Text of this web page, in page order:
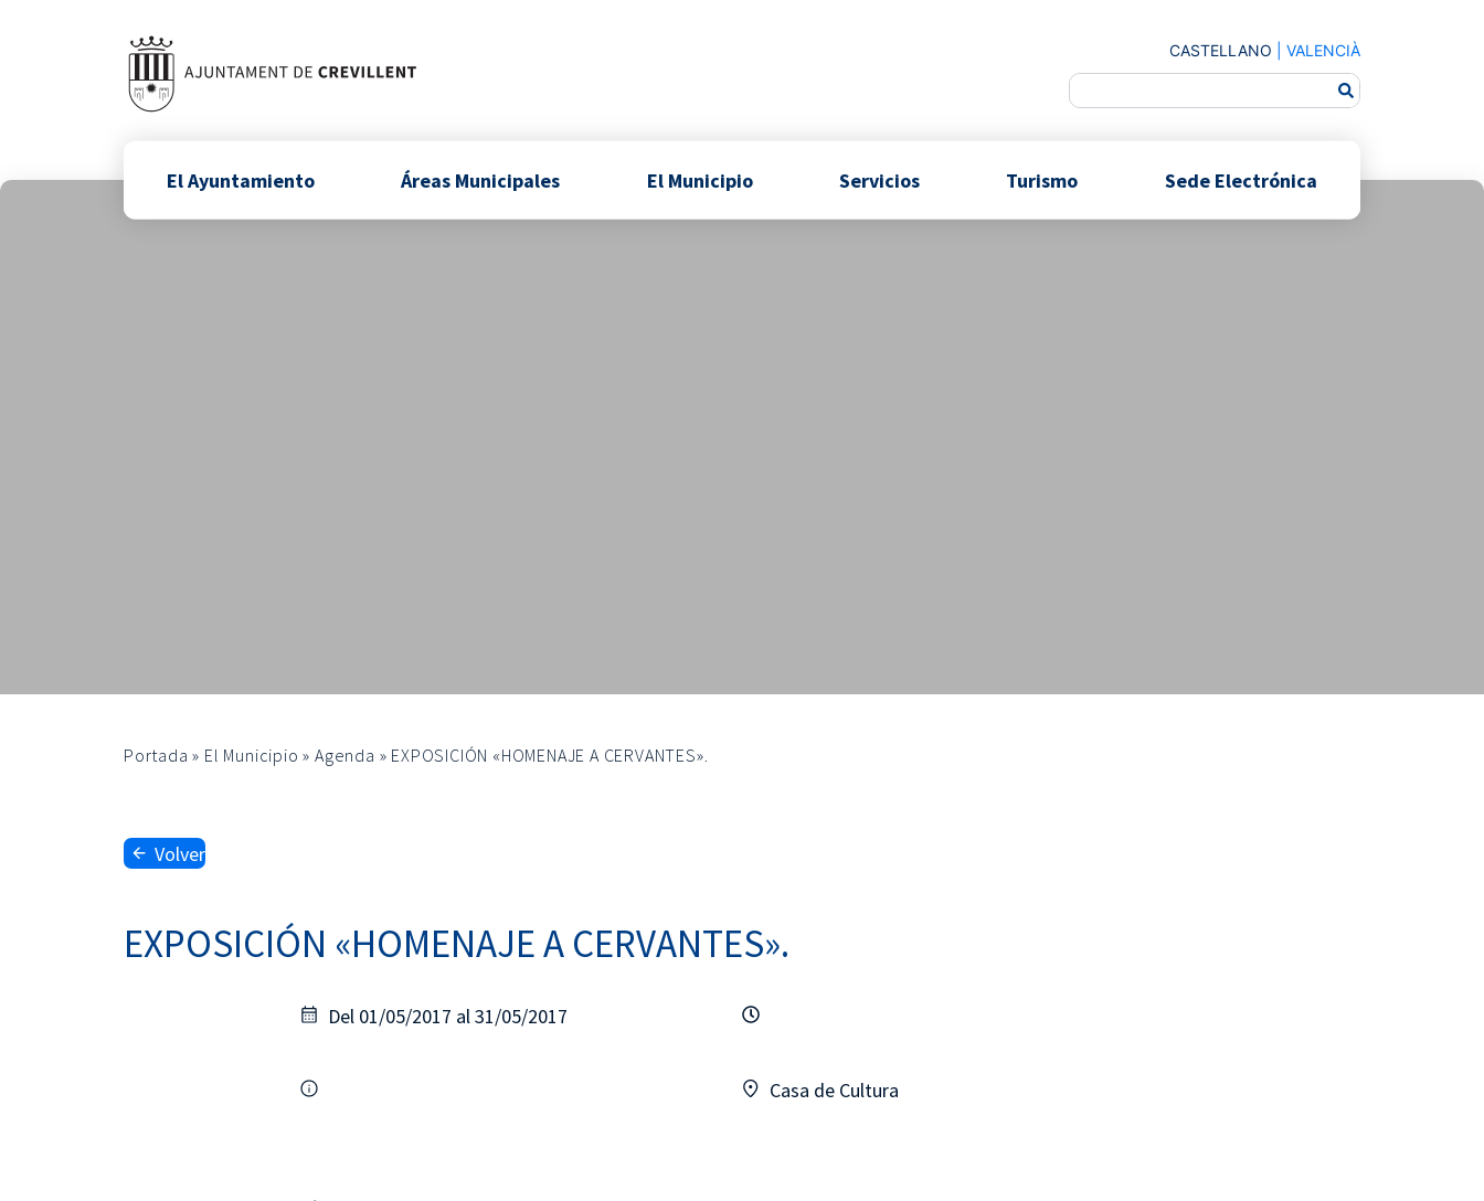
CASTELLANO VALENCIÀ
El Ayuntamiento Áreas Municipales El Municipio Servicios Turismo Sede Electrónica
Portada » El Municipio »Agenda » EXPOSICIÓN «HOMENAJE A CERVANTES».
Volver
EXPOSICIÓN «HOMENAJE A CERVANTES».
Del 01/05/2017 al 31/05/2017
Casa de Cultura